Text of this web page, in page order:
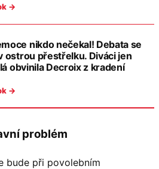
→
nikdo nečekal! Debata se
ostrou přestřelku. Diváci jen
obvinila Decroix z kradení
→
problém
bude při povolebním